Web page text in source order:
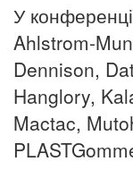
У
Ahlstrom-
Dennison,
Hanglory,
Mactac,